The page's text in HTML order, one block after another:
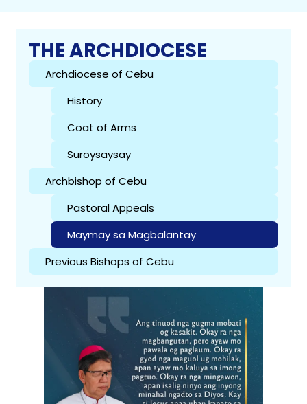
THE ARCHDIOCESE
Archdiocese of Cebu
History
Coat of Arms
Suroysaysay
Archbishop of Cebu
Pastoral Appeals
Maymay sa Magbalantay
Previous Bishops of Cebu